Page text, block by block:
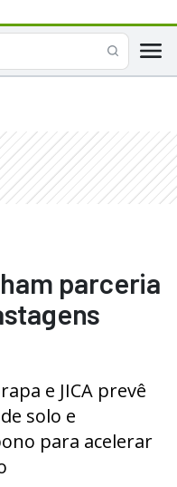
parceria
e JICA prevê
solo e
para acelerar